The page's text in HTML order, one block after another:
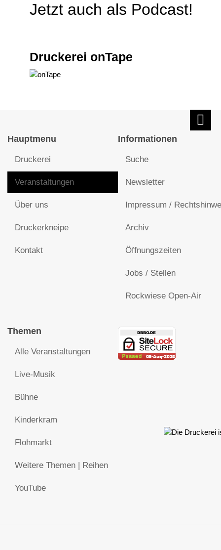
Jetzt auch als Podcast!
Druckerei onTape
Hauptmenu
Druckerei
Veranstaltungen
Über uns
Druckerkneipe
Kontakt
Informationen
Suche
Newsletter
Impressum /
Archiv
Öffnungszeiten
Jobs / Stellen
Rockwiese Open-Air
Themen
Alle Veranstaltungen
Live-Musik
Bühne
Kinderkram
Flohmarkt
Weitere Themen | Reihen
YouTube